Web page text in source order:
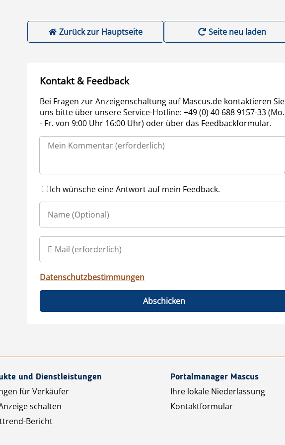
Zurück zur Hauptseite Seite neu laden
Kontakt & Feedback
Bei Fragen zur Anzeigenschaltung auf Mascus.de kontaktieren Sie
uns bitte über unsere Service-Hotline: +49 (0) 40 688 9157-33 (Mo.
- Fr. von 9:00 Uhr 16:00 Uhr) oder über das Feedbackformular.
Ich wünsche eine Antwort auf mein Feedback.
Datenschutzbestimmungen
Abschicken
und Dienstleistungen
für Verkäufer
schalten
Bericht
Portalmanager Mascus
Ihre lokale Niederlassung
Kontaktformular